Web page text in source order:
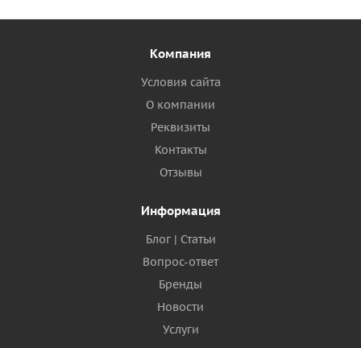
Компания
Условия сайта
О компании
Реквизиты
Контакты
Отзывы
Информация
Блог | Статьи
Вопрос-ответ
Бренды
Новости
Услуги